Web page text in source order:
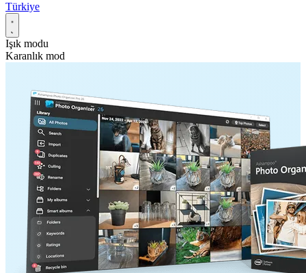
Türkiye
Işık modu
Karanlık mod